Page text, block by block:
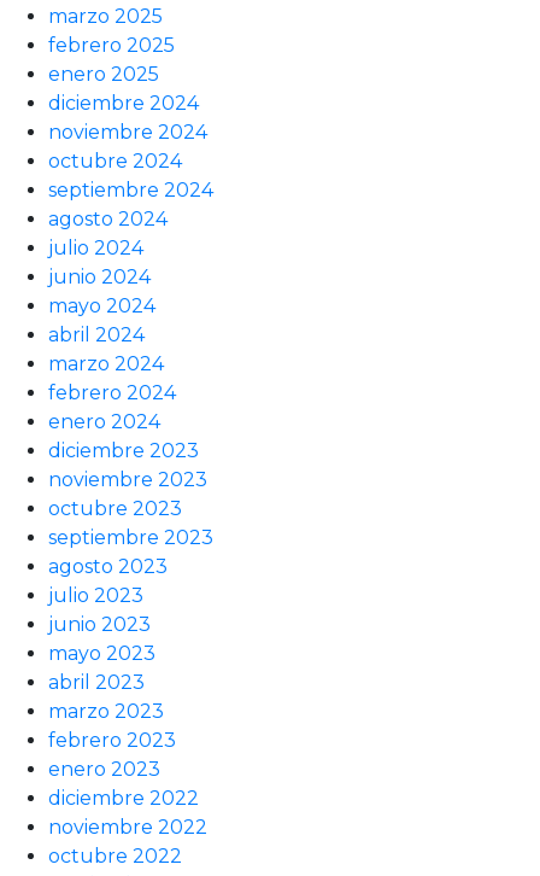
marzo 2025
febrero 2025
enero 2025
diciembre 2024
noviembre 2024
octubre 2024
septiembre 2024
agosto 2024
julio 2024
junio 2024
mayo 2024
abril 2024
marzo 2024
febrero 2024
enero 2024
diciembre 2023
noviembre 2023
octubre 2023
septiembre 2023
agosto 2023
julio 2023
junio 2023
mayo 2023
abril 2023
marzo 2023
febrero 2023
enero 2023
diciembre 2022
noviembre 2022
octubre 2022